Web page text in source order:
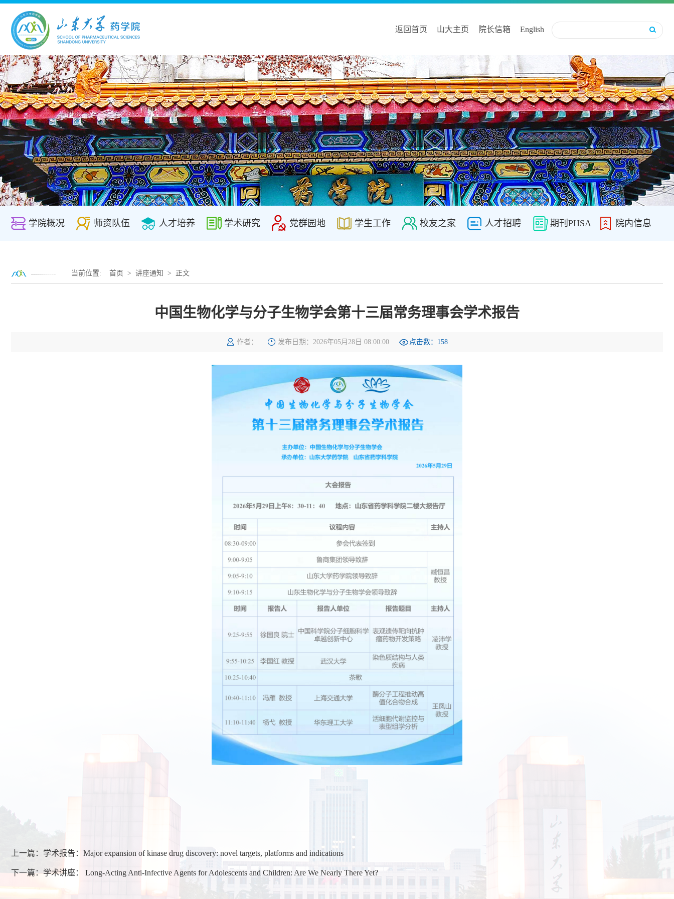
返回首页 山大主页 院长信箱 English
学院概况 师资队伍 人才培养 学术研究 党群园地 学生工作 校友之家 人才招聘 期刊PHSA 院内信息
当前位置: 首页 > 讲座通知 > 正文
中国生物化学与分子生物学会第十三届常务理事会学术报告
作者： 发布日期：2026年05月28日 08:00:00 点击数： 158
上一篇： 学术报告：Major expansion of kinase drug discovery: novel targets, platforms and indications
下一篇： 学术讲座： Long-Acting Anti-Infective Agents for Adolescents and Children: Are We Nearly There Yet?